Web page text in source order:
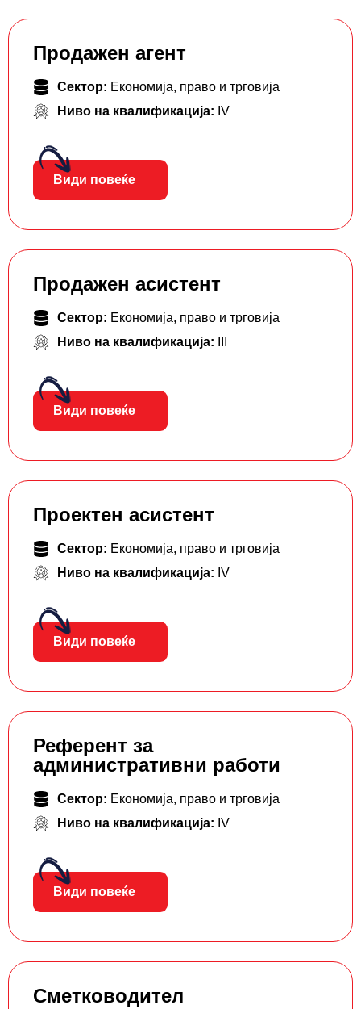
Продажен агент
Сектор: Економија, право и трговија
Ниво на квалификација: IV
Види повеќе
Продажен асистент
Сектор: Економија, право и трговија
Ниво на квалификација:
Види повеќе
Проектен асистент
Сектор: Економија, право и трговија
Ниво на квалификација: IV
Види повеќе
Референт за
административни работи
Сектор: Економија, право и трговија
Ниво на квалификација: IV
Види повеќе
Сметководител